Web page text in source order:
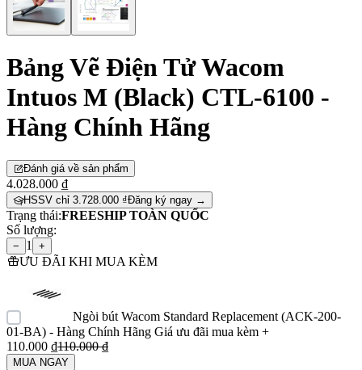
Bảng Vẽ Điện Tử Wacom
Intuos M (Black) CTL-6100 -
Hàng Chính Hãng
Đánh giá về sản phẩm
4.028.000 ₫
HSSV chỉ 3.728.000 ₫Đăng ký ngay →
Trạng thái:FREESHIP TOÀN QUỐC
Số lượng:
− 1 +
ƯU ĐÃI KHI MUA KÈM
Ngòi bút Wacom Standard Replacement (ACK-200-
01-BA) - Hàng Chính Hãng Giá ưu đãi mua kèm +
110.000 ₫110.000 ₫
MUA NGAY